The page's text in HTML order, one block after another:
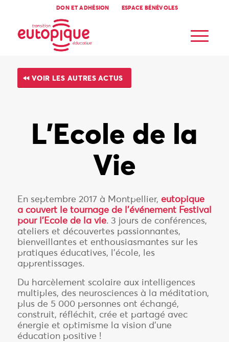
DON ET ADHÉSION ESPACE BÉNÉVOLES
VOIR LES AUTRES ACTUS
L’Ecole de la
Vie
En septembre 2017 à Montpellier, eutopique
a couvert le tournage de l’événement Festival
pour l’Ecole de la vie. 3 jours de conférences,
ateliers et découvertes passionnantes,
bienveillantes et enthousiasmantes sur les
pratiques éducatives, l’école, les
apprentissages.
Du harcèlement scolaire aux intelligences
multiples, des neurosciences à la méditation,
plus de 5 000 personnes ont échangé,
construit, réfléchit, crée et partagé avec
énergie et optimisme la vision d’une
éducation positive !